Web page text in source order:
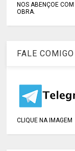
NOS ABENÇOE
OBRA.
FALE
CLIQUE NA IMAGEM